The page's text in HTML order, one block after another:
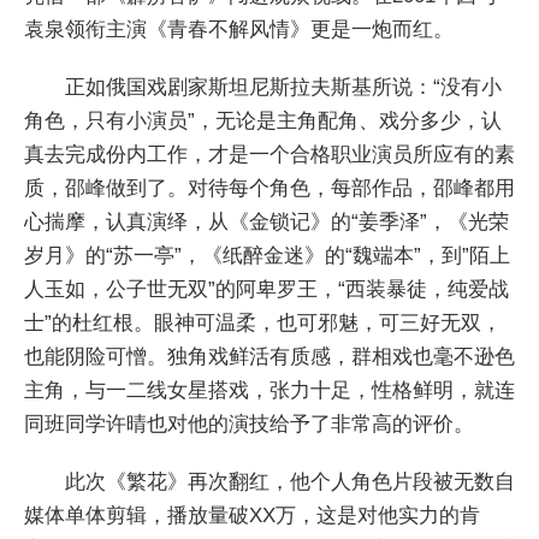
袁泉领衔主演《青春不解风情》更是一炮而红。
正如俄国戏剧家斯坦尼斯拉夫斯基所说：“没有小
角色，只有小演员”，无论是主角配角、戏分多少，认
真去完成份内工作，才是一个合格职业演员所应有的素
质，邵峰做到了。对待每个角色，每部作品，邵峰都用
心揣摩，认真演绎，从《金锁记》的“姜季泽”，《光荣
岁月》的“苏一亭”，《纸醉金迷》的“魏端本”，到”陌上
人玉如，公子世无双”的阿卑罗王，“西装暴徒，纯爱战
士”的杜红根。眼神可温柔，也可邪魅，可三好无双，
也能阴险可憎。独角戏鲜活有质感，群相戏也毫不逊色
主角，与一二线女星搭戏，张力十足，性格鲜明，就连
同班同学许晴也对他的演技给予了非常高的评价。
此次《繁花》再次翻红，他个人角色片段被无数自
媒体单体剪辑，播放量破XX万，这是对他实力的肯